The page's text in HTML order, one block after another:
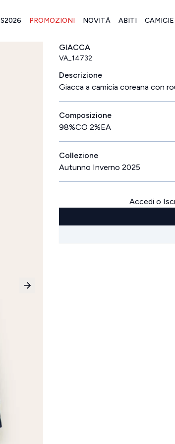
PROMOZIONI NOVITÀ ABITI CAMICIE
Next slide
GIACCA
VA_14732
Descrizione
Giacca a camicia coreana con
Composizione
98%CO 2%EA
Collezione
Autunno Inverno 2025
Accedi o